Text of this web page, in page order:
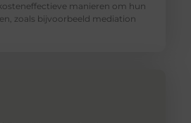
manieren om hun
zoals bijvoorbeeld mediation